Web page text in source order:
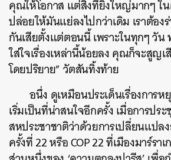
คุณให้โอกาส แต่สิ่งที่ยิ่งใหญ่มากๆ ใ
ปล่อยให้มันแย่ลงไปกว่าเดิม เราต้อ
กันเสียตั้งแต่ตอนนี้ เพราะในทุกๆ วัน
ใส่ใจเรื่องเหล่านี้น้อยลง คุณก็จะสูญเ
โดยปริยาย” วัตสันทิ้งท้าย
อนึ่ง ดูเหมือนประเด็นเรื่องการ
เริ่มเป็นที่น่าสนใจอีกครั้ง เมื่อการป
สหประชาชาติว่าด้วยการเปลี่ยนแปล
ครั้งที่ 22 หรือ COP 22 ที่เมืองมาร์รา